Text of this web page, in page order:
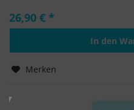
26,90 € *
In den
Merken